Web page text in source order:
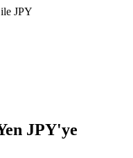
ile JPY
JPY'ye